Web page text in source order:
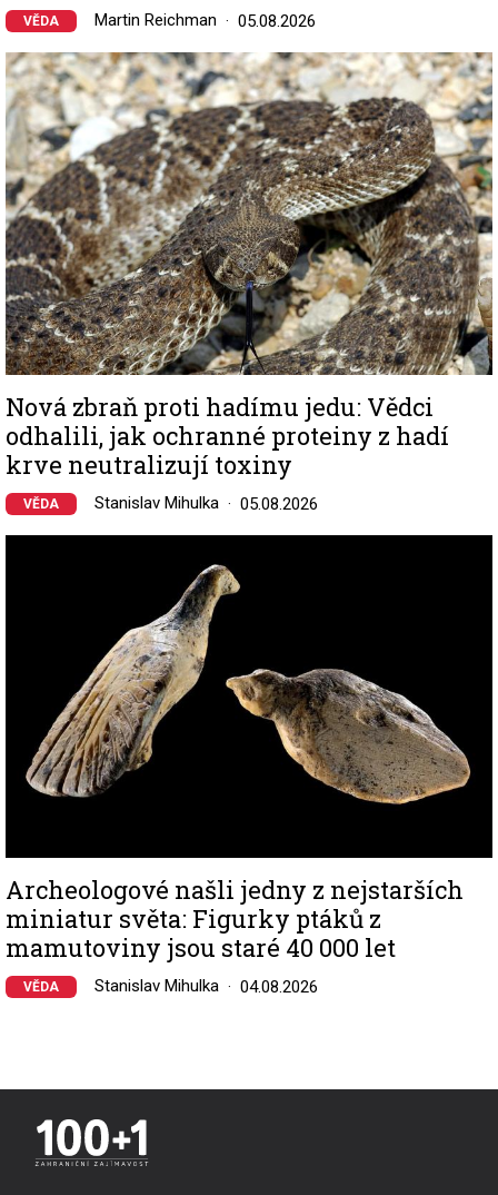
VĚDA Martin Reichman 05.08.2026
Image
Nová zbraň proti hadímu jedu: Vědci
odhalili, jak ochranné proteiny z hadí
krve neutralizují toxiny
VĚDA Stanislav Mihulka 05.08.2026
Archeologové našli jedny z nejstarších
miniatur světa: Figurky ptáků z
mamutoviny jsou staré 40 000 let
VĚDA Stanislav Mihulka 04.08.2026